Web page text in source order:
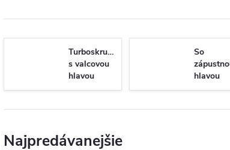
Turboskrutky
s valcovou
hlavou
So
hlavou
Najpredávanejšie